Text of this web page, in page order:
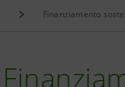
Finanziamento